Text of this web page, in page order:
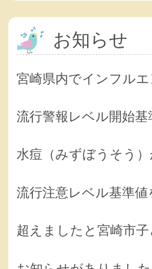
お知らせ
宮崎県内でインフル
流行警報レベル開始基
水痘（みずぼうそう
流行注意レベル基準値
超えましたと宮崎市子